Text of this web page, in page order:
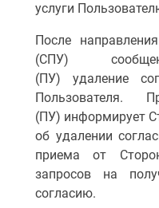
услуги
После
(СПУ)
(ПУ) удаление
Пользователя.
(ПУ) информирует
об удалении
приема от
запросов на
согласию.